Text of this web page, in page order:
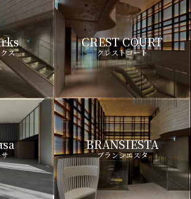
ス
CREST COURT
クレストコート
BRANSIESTA
ブランシエスタ